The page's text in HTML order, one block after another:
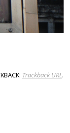
Trackback URL.